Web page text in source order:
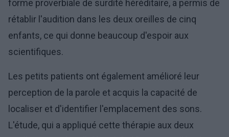
forme proverbiale de surdité héréditaire, a permis de
rétablir l'audition dans les deux oreilles de cinq
enfants, ce qui donne beaucoup d'espoir aux
scientifiques.
Les petits patients ont également amélioré leur
perception de la parole et acquis la capacité de
localiser et d'identifier l'emplacement des sons.
L'étude, qui a appliqué cette thérapie aux deux